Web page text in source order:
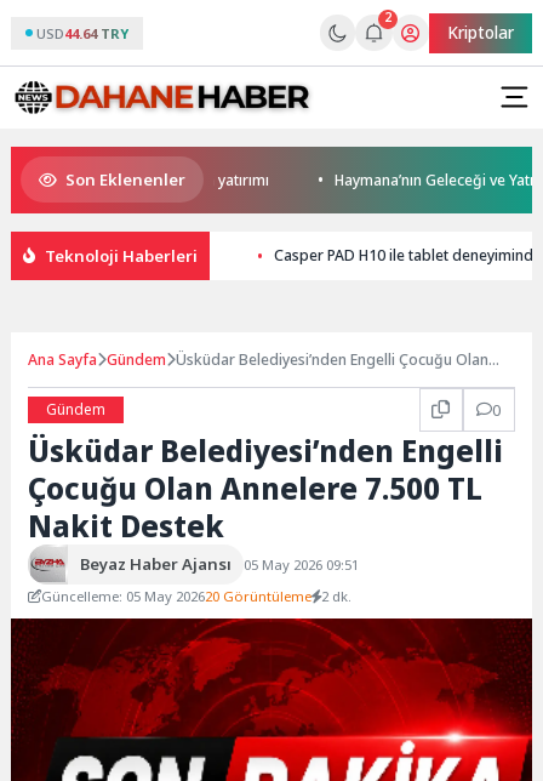
USD44.64 TRY
2
Kriptolar
Son Eklenenler
Darıca’ya modern ulaşım yatırımı Haymana’nın Geleceği ve Yatırım
Teknoloji Haberleri Casper PAD H10 ile tablet
Ana Sayfa Gündem Üsküdar Belediyesi’nden Engelli Çocuğu Olan
Gündem
0
Üsküdar Belediyesi’nden Engelli
Çocuğu Olan Annelere 7.500 TL
Nakit Destek
Beyaz Haber Ajansı
05 May 2026 09:51
Güncelleme: 05 May 202620 Görüntüleme 2 dk.